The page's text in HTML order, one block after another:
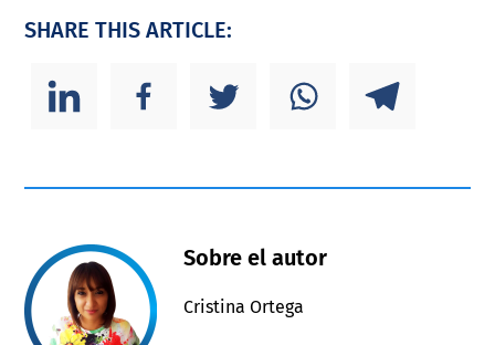
SHARE THIS ARTICLE:
Sobre el autor
Cristina Ortega